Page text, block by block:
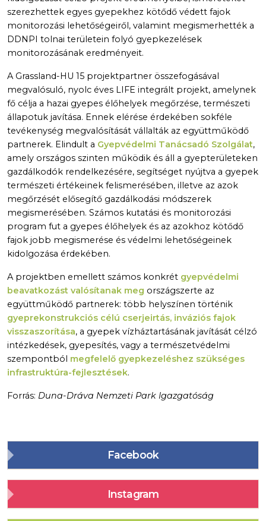
szerezhettek egyes gyepekhez kötődő védett fajok
monitorozási lehetőségeiről, valamint megismerhették a
DDNPI tolnai területein folyó gyepkezelések
monitorozásának eredményeit.
A Grassland-HU 15 projektpartner összefogásával
megvalósuló, nyolc éves LIFE integrált projekt, amelynek
fő célja a hazai gyepes élőhelyek megőrzése, természeti
állapotuk javítása. Ennek elérése érdekében sokféle
tevékenység megvalósítását vállalták az együttműködő
partnerek. Elindult a Gyepvédelmi Tanácsadó Szolgálat,
amely országos szinten működik és áll a gyepterületeken
gazdálkodók rendelkezésére, segítséget nyújtva a gyepek
természeti értékeinek felismerésében, illetve az azok
megőrzését elősegítő gazdálkodási módszerek
megismerésében. Számos kutatási és monitorozási
program fut a gyepes élőhelyek és az azokhoz kötődő
fajok jobb megismerése és védelmi lehetőségeinek
kidolgozása érdekében.
A projektben emellett számos konkrét gyepvédelmi
beavatkozást valósítanak meg országszerte az
együttműködő partnerek: több helyszínen történik
gyeprekonstrukciós célú cserjeirtás, inváziós fajok
visszaszorítása, a gyepek vízháztartásának javítását célzó
intézkedések, gyepesítés, vagy a természetvédelmi
szempontból megfelelő gyepkezeléshez szükséges
infrastruktúra-fejlesztések.
Forrás: Duna-Dráva Nemzeti Park Igazgatóság
Facebook
Instagram